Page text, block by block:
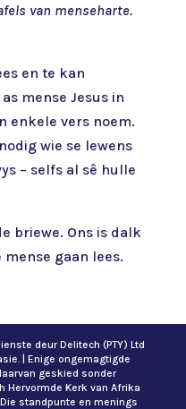
van menseharte.
en te kan
mense Jesus in
enkele vers noem.
wie se lewens
– selfs al sê hulle
briewe. Ons is dalk
gaan lees.
deur Delitech (PTY) Ltd
| Enige ongemagtigde
geskied sonder
Hervormde Kerk van Afrika
standpunte en menings